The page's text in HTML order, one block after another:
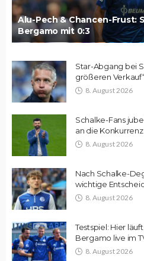
Alu-Pech & Chancen-Frust:
Bergamo mit 0:3
Star-Abgang bei
größeren Verkauf“
8. August 2026
Schalke-Fans
an die Konkurrenz
8. August 2026
Nach Schalke-
wichtige
8. August 2026
Testspiel: Hier
Bergamo live im
8. August 2026